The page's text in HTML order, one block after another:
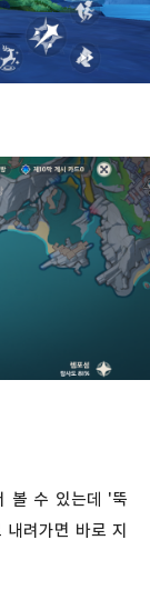
볼 수 있는데 '뚝
려가면 바로 지